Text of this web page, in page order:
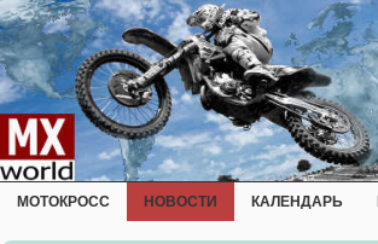
МОТОКРОСС НОВОСТИ КАЛЕНДАРЬ